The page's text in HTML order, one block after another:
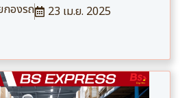
กองรถ
23 เม.ย. 2025